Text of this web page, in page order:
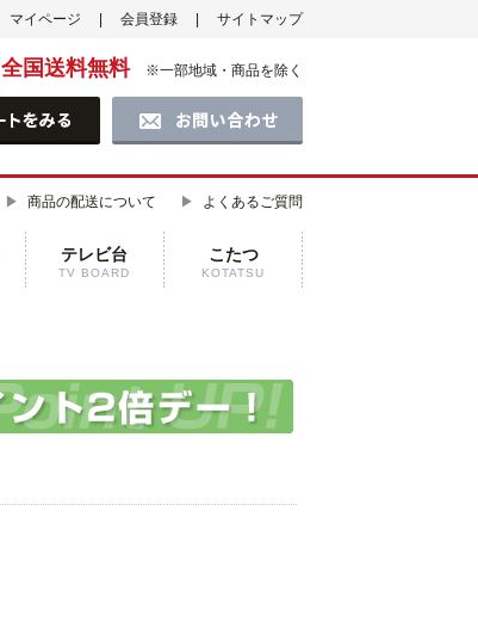
マイページ 会員登録 サイトマップ
全国送料無料 ※一部地域・商品を除く
商品の配送について よくあるご質問
テレビ台
TV BOARD
こたつ
KOTATSU